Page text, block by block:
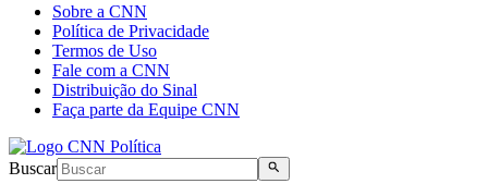
Sobre a CNN
Política de Privacidade
Termos de Uso
Fale com a CNN
Distribuição do Sinal
Faça parte da Equipe CNN
Buscar